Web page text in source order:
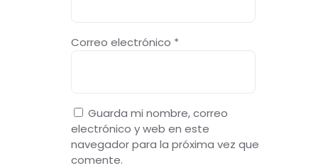
Correo electrónico *
Guarda mi nombre, correo
electrónico y web en este
navegador para la próxima vez que
comente.